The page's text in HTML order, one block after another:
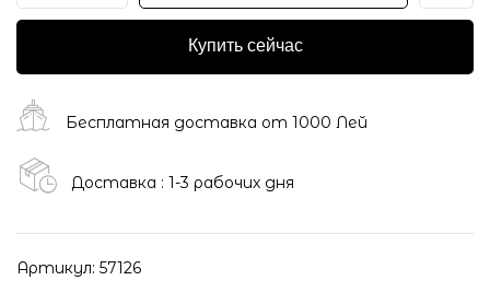
Купить сейчас
Бесплатная доставка от 1000 Лей
Доставка : 1-3 рабочих дня
Артикул: 57126